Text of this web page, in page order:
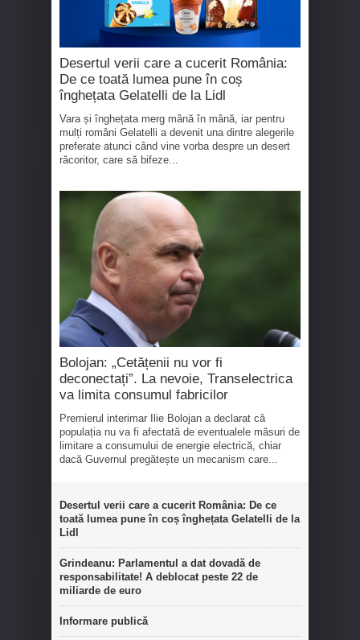
Desertul verii care a cucerit România:
De ce toată lumea pune în coș
înghețata Gelatelli de la Lidl
Vara și înghețata merg mână în mână, iar pentru
mulți români Gelatelli a devenit una dintre alegerile
preferate atunci când vine vorba despre un desert
răcoritor, care să bifeze...
Bolojan: „Cetățenii nu vor fi
deconectați”. La nevoie, Transelectrica
va limita consumul fabricilor
Premierul interimar Ilie Bolojan a declarat că
populația nu va fi afectată de eventualele măsuri de
limitare a consumului de energie electrică, chiar
dacă Guvernul pregătește un mecanism care...
Desertul verii care a cucerit România: De ce
toată lumea pune în coș înghețata Gelatelli de la
Lidl
Grindeanu: Parlamentul a dat dovadă de
responsabilitate! A deblocat peste 22 de
miliarde de euro
Informare publică